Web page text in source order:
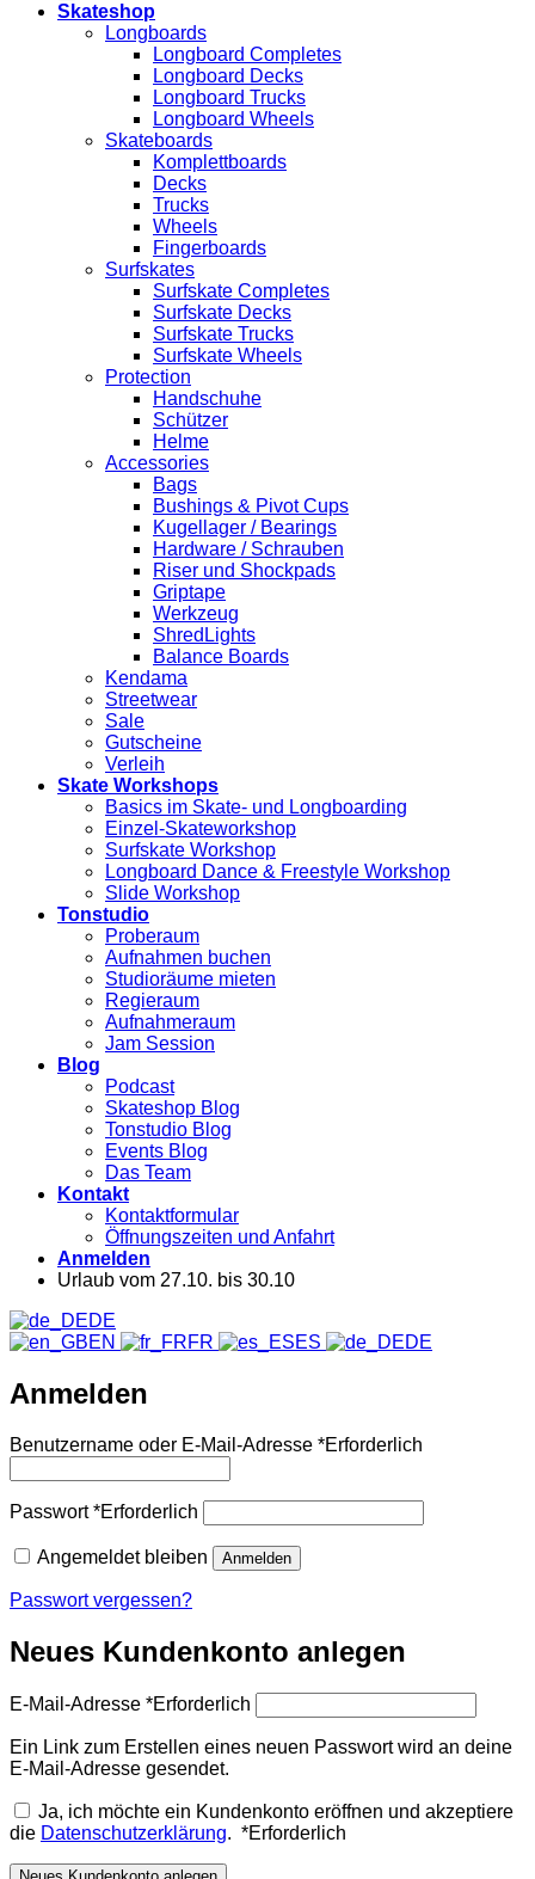
Skateshop
Longboards
Longboard Completes
Longboard Decks
Longboard Trucks
Longboard Wheels
Skateboards
Komplettboards
Decks
Trucks
Wheels
Fingerboards
Surfskates
Surfskate Completes
Surfskate Decks
Surfskate Trucks
Surfskate Wheels
Protection
Handschuhe
Schützer
Helme
Accessories
Bags
Bushings & Pivot Cups
Kugellager / Bearings
Hardware / Schrauben
Riser und Shockpads
Griptape
Werkzeug
ShredLights
Balance Boards
Kendama
Streetwear
Sale
Gutscheine
Verleih
Skate Workshops
Basics im Skate- und Longboarding
Einzel-Skateworkshop
Surfskate Workshop
Longboard Dance & Freestyle Workshop
Slide Workshop
Tonstudio
Proberaum
Aufnahmen buchen
Studioräume mieten
Regieraum
Aufnahmeraum
Jam Session
Blog
Podcast
Skateshop Blog
Tonstudio Blog
Events Blog
Das Team
Kontakt
Kontaktformular
Öffnungszeiten und Anfahrt
Anmelden
Urlaub vom 27.10. bis 30.10
DE
EN
FR ES DE
Anmelden
Benutzername oder E-Mail-Adresse *Erforderlich
Passwort*Erforderlich
Angemeldet bleiben Anmelden
Passwort vergessen?
Neues Kundenkonto anlegen
E-Mail-Adresse *Erforderlich
Ein Link zum Erstellen eines neuen Passwort wird an deine
E-Mail-Adresse gesendet.
Ja, ich möchte ein Kundenkonto eröffnen und akzeptiere
die Datenschutzerklärung. *Erforderlich